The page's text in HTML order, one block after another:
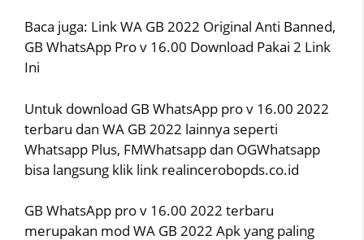
Baca juga: Link WA GB 2022 Original Anti Banned,
GB WhatsApp Pro v 16.00 Download Pakai 2 Link
Ini
Untuk download GB WhatsApp pro v 16.00 2022
terbaru dan WA GB 2022 lainnya seperti
Whatsapp Plus, FMWhatsapp dan OGWhatsapp
bisa langsung klik link realincerobopds.co.id
GB WhatsApp pro v 16.00 2022 terbaru
merupakan mod WA GB 2022 Apk yang paling